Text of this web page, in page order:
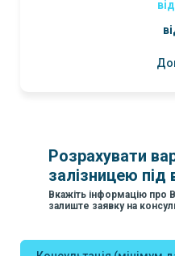
Розрахувати
залізницею під
Вкажіть інформацію про
залиште заявку на